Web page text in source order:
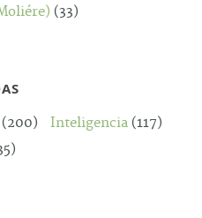
(33)
(200) Inteligencia (117)